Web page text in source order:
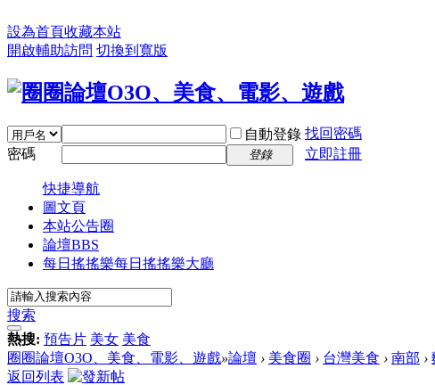
設為首頁收藏本站
開啟輔助訪問 切換到寬版
自動登錄 找回密碼
密碼
登錄 立即註冊
快捷導航
圖文頁
本站公告圈
論壇BBS
每日搖搖樂每日搖搖樂大廳
搜索
熱搜: 預告片 美女 美食
圈圈論壇O3O、美食、電影、遊戲»論壇 › 美食圈 › 台灣美食 › 南部 ›
返回列表